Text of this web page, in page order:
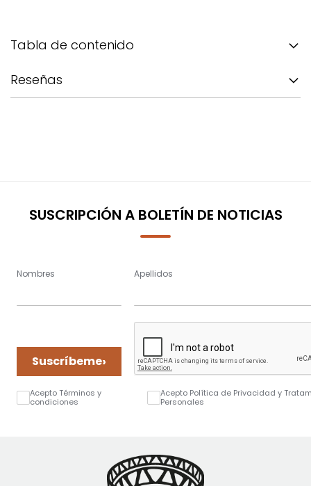
Tabla de contenido
Reseñas
SUSCRIPCIÓN A BOLETÍN DE NOTICIAS
Nombres Apellidos
Suscríbeme›
Acepto Términos y
condiciones
Acepto Política de Privacidad y
Personales